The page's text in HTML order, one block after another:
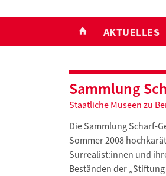
START
AKTUELLES
Sammlung
Staatliche Museen zu
Die Sammlung Scharf-
Sommer 2008
Surrealist:innen und
Beständen der